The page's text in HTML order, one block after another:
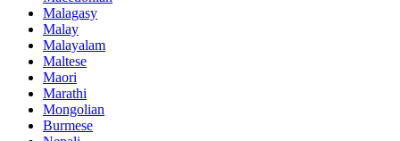
Malagasy
Malay
Malayalam
Maltese
Maori
Marathi
Mongolian
Burmese